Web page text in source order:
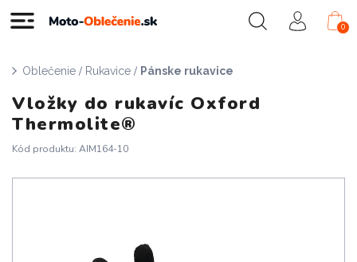
0
Oblečenie / Rukavice / Pánske rukavice
Vložky do rukavíc Oxford
Thermolite®
Kód produktu: AIM164-10